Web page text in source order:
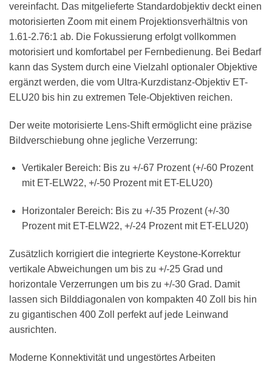
vereinfacht. Das mitgelieferte Standardobjektiv deckt einen
motorisierten Zoom mit einem Projektionsverhältnis von
1.61-2.76:1 ab. Die Fokussierung erfolgt vollkommen
motorisiert und komfortabel per Fernbedienung. Bei Bedarf
kann das System durch eine Vielzahl optionaler Objektive
ergänzt werden, die vom Ultra-Kurzdistanz-Objektiv ET-
ELU20 bis hin zu extremen Tele-Objektiven reichen.
Der weite motorisierte Lens-Shift ermöglicht eine präzise
Bildverschiebung ohne jegliche Verzerrung:
Vertikaler Bereich: Bis zu +/-67 Prozent (+/-60 Prozent
mit ET-ELW22, +/-50 Prozent mit ET-ELU20)
Horizontaler Bereich: Bis zu +/-35 Prozent (+/-30
Prozent mit ET-ELW22, +/-24 Prozent mit ET-ELU20)
Zusätzlich korrigiert die integrierte Keystone-Korrektur
vertikale Abweichungen um bis zu +/-25 Grad und
horizontale Verzerrungen um bis zu +/-30 Grad. Damit
lassen sich Bilddiagonalen von kompakten 40 Zoll bis hin
zu gigantischen 400 Zoll perfekt auf jede Leinwand
ausrichten.
Moderne Konnektivität und ungestörtes Arbeiten